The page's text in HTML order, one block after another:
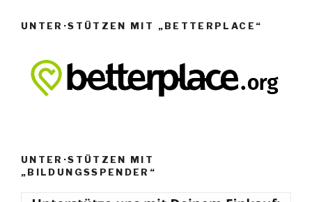
UNTER·STÜTZEN MIT „BETTERPLACE“
UNTER·STÜTZEN MIT
„BILDUNGSSPENDER“